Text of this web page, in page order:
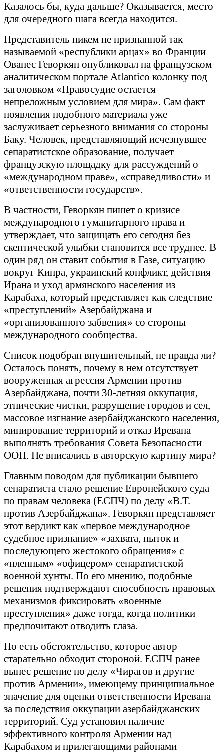
Казалось бы, куда дальше? Оказывается, место
для очередного шага всегда находится.
Представитель никем не признанной так
называемой «республики арцах» во Франции
Ованес Геворкян опубликовал на французском
аналитическом портале Atlantico колонку под
заголовком «Правосудие остается
непреложным условием для мира». Сам факт
появления подобного материала уже
заслуживает серьезного внимания со стороны
Баку. Человек, представляющий исчезнувшее
сепаратистское образование, получает
французскую площадку для рассуждений о
«международном праве», «справедливости» и
«ответственности государств».
В частности, Геворкян пишет о кризисе
международного гуманитарного права и
утверждает, что защищать его сегодня без
скептической улыбки становится все труднее. В
один ряд он ставит события в Газе, ситуацию
вокруг Кипра, украинский конфликт, действия
Ирана и уход армянского населения из
Карабаха, который представляет как следствие
«преступлений» Азербайджана и
«организованного забвения» со стороны
международного сообщества.
Список подобран внушительный, не правда ли?
Осталось понять, почему в нем отсутствует
вооруженная агрессия Армении против
Азербайджана, почти 30-летняя оккупация,
этнические чистки, разрушение городов и сел,
массовое изгнание азербайджанского населения,
минирование территорий и отказ Иревана
выполнять требования Совета Безопасности
ООН. Не вписались в авторскую картину мира?
Главным поводом для публикации бывшего
сепаратиста стало решение Европейского суда
по правам человека (ЕСПЧ) по делу «В.Т.
против Азербайджана». Геворкян представляет
этот вердикт как «первое международное
судебное признание» «захвата, пыток и
последующего жестокого обращения» с
«пленным» «офицером» сепаратистской
военной хунты. По его мнению, подобные
решения подтверждают способность правовых
механизмов фиксировать «военные
преступления» даже тогда, когда политики
предпочитают отводить глаза.
Но есть обстоятельство, которое автор
старательно обходит стороной. ЕСПЧ ранее
вынес решение по делу «Чирагов и другие
против Армении», имеющему принципиальное
значение для оценки ответственности Иревана
за последствия оккупации азербайджанских
территорий. Суд установил наличие
эффективного контроля Армении над
Карабахом и прилегающими районами